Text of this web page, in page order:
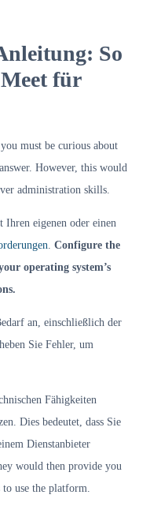
So
für
must be curious about
However, this would
administration skills.
Ihren eigenen oder einen
. Configure the
operating system’s
an, einschließlich der
Sie Fehler, um
Fähigkeiten
Dies bedeutet, dass Sie
Dienstanbieter
would then provide you
to use the platform.